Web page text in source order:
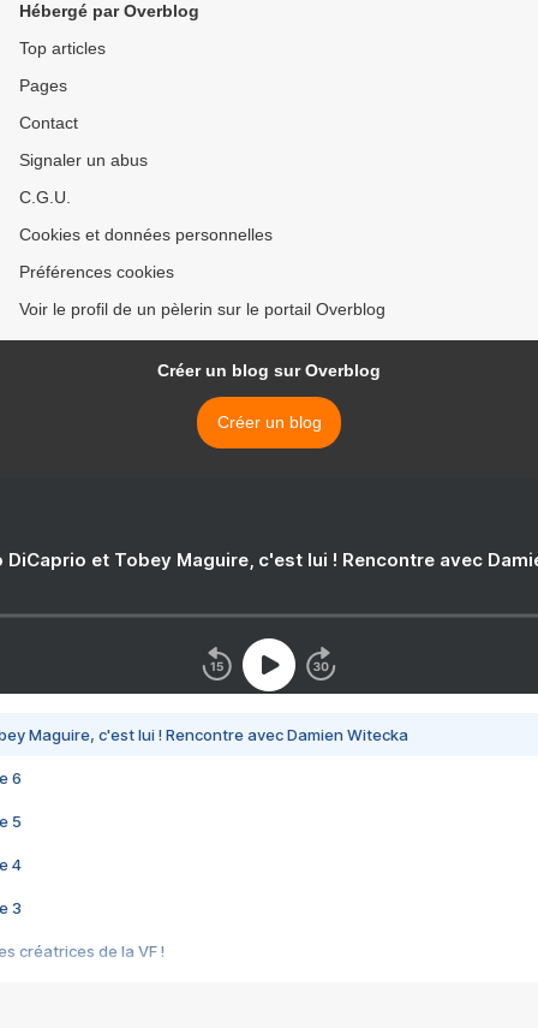
Hébergé par Overblog
Top articles
Pages
Contact
Signaler un abus
C.G.U.
Cookies et données personnelles
Préférences cookies
Voir le profil de un pèlerin sur le portail Overblog
Créer un blog sur Overblog
Créer un blog
DiCaprio et Tobey Maguire, c'est lui ! Rencontre avec
Maguire, c'est lui ! Rencontre avec Damien Witecka
6
5
4
3
créatrices de la VF !